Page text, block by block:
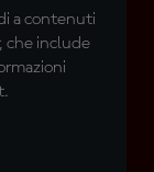
a contenuti
che include